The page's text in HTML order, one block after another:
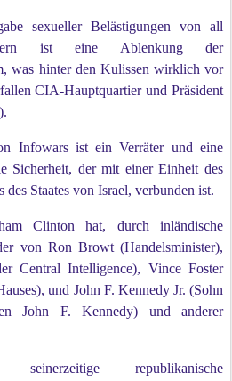
sexueller Belästigungen von all
ist eine Ablenkung der
was hinter den Kulissen wirklich vor
CIA-Hauptquartier und Präsident
Infowars ist ein Verräter und eine
Sicherheit, der mit einer Einheit des
des Staates von Israel, verbunden ist.
Clinton hat, durch inländische
von Ron Browt (Handelsminister),
Central Intelligence), Vince Foster
und John F. Kennedy Jr. (Sohn
John F. Kennedy) und anderer
republikanische